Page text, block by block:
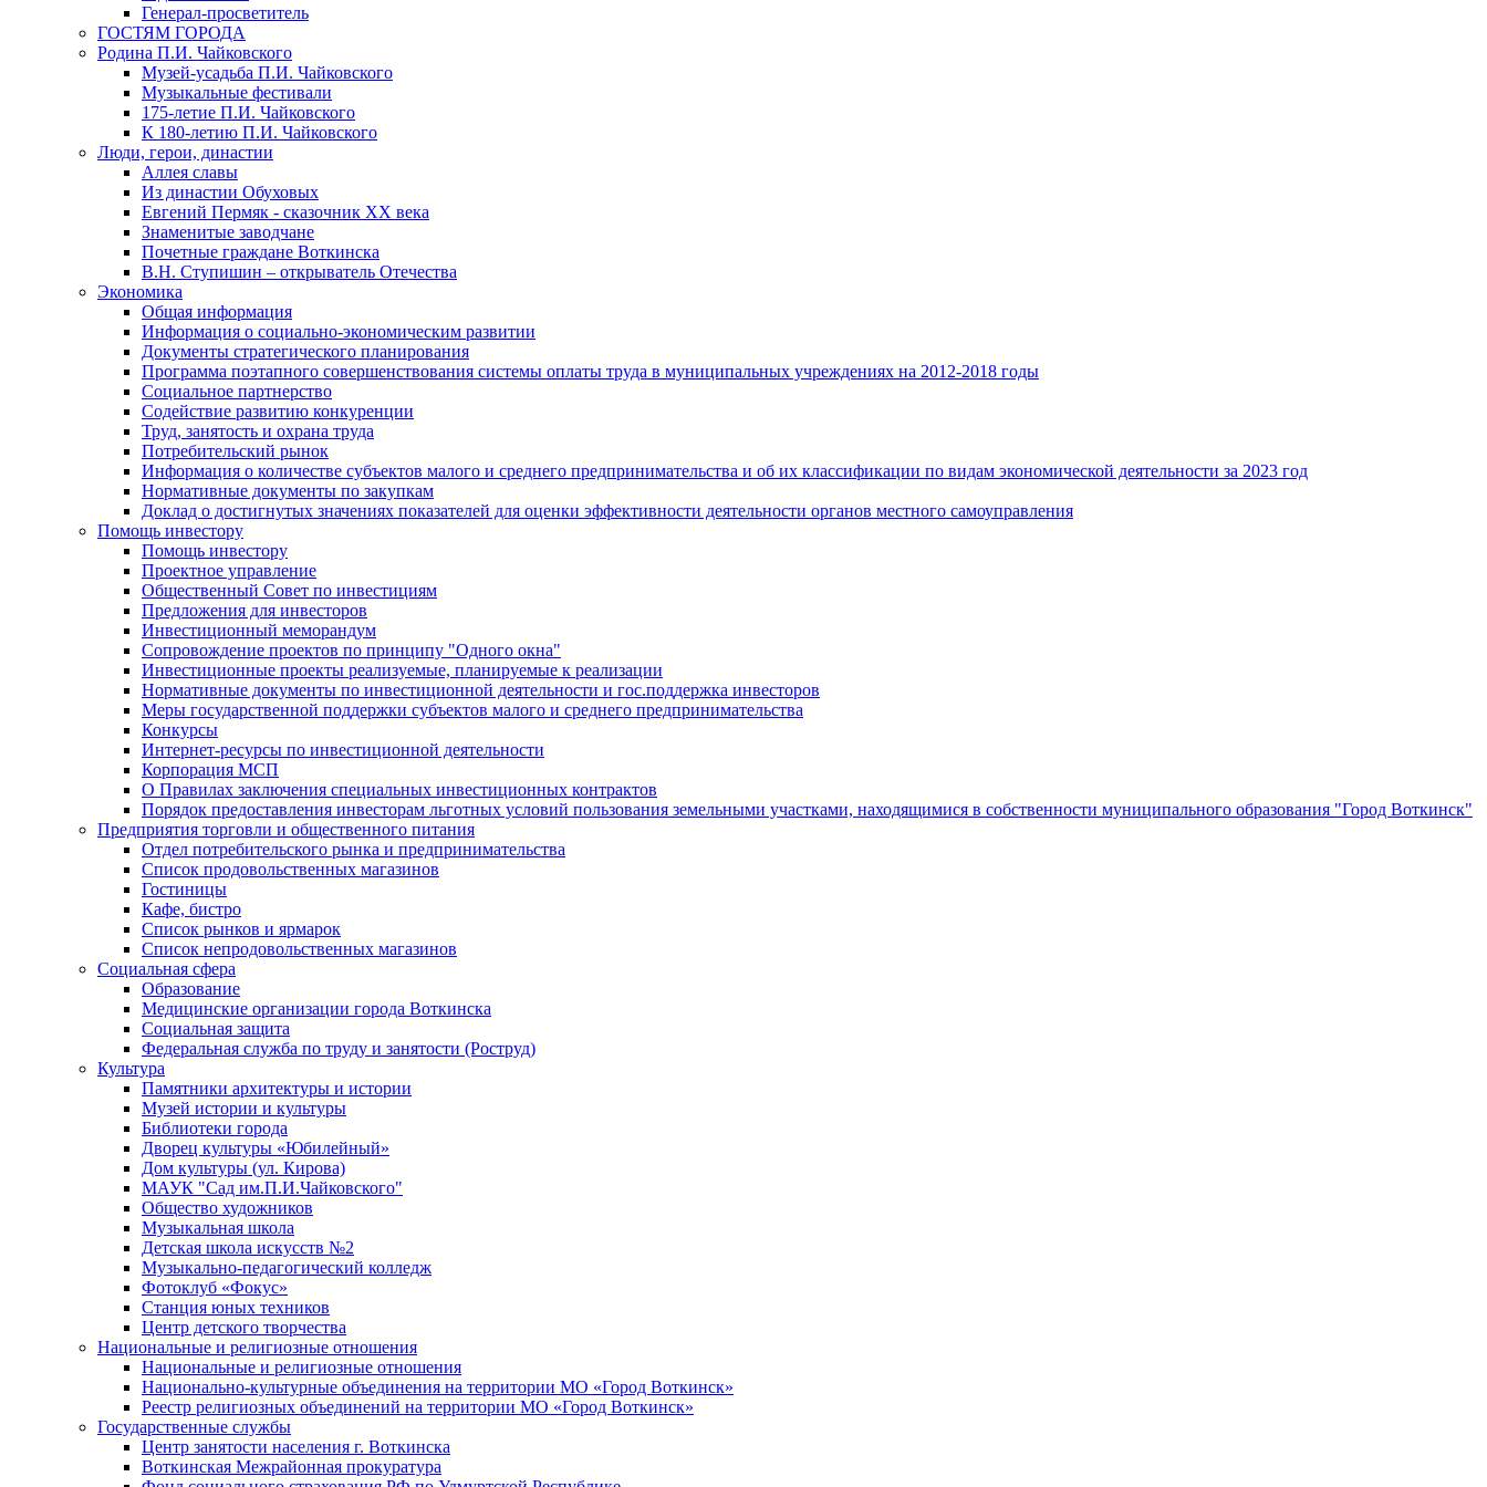
Генерал-просветитель
ГОСТЯМ ГОРОДА
Родина П.И. Чайковского
Музей-усадьба П.И. Чайковского
Музыкальные фестивали
175-летие П.И. Чайковского
К 180-летию П.И. Чайковского
Люди, герои, династии
Аллея славы
Из династии Обуховых
Евгений Пермяк - сказочник XX века
Знаменитые заводчане
Почетные граждане Воткинска
В.Н. Ступишин – открыватель Отечества
Экономика
Общая информация
Информация о социально-экономическим развитии
Документы стратегического планирования
Программа поэтапного совершенствования системы оплаты труда в муниципальных учреждениях на 2012-2018 годы
Социальное партнерство
Содействие развитию конкуренции
Труд, занятость и охрана труда
Потребительский рынок
Информация о количестве субъектов малого и среднего предпринимательства и об их классификации по видам экономической деятельности за 2023 год
Нормативные документы по закупкам
Доклад о достигнутых значениях показателей для оценки эффективности деятельности органов местного самоуправления
Помощь инвестору
Помощь инвестору
Проектное управление
Общественный Совет по инвестициям
Предложения для инвесторов
Инвестиционный меморандум
Сопровождение проектов по принципу "Oдного окна"
Инвестиционные проекты реализуемые, планируемые к реализации
Нормативные документы по инвестиционной деятельности и гос.поддержка инвесторов
Меры государственной поддержки субъектов малого и среднего предпринимательства
Конкурсы
Интернет-ресурсы по инвестиционной деятельности
Корпорация МСП
О Правилах заключения специальных инвестиционных контрактов
Порядок предоставления инвесторам льготных условий пользования земельными участками, находящимися в собственности муниципального образования "Город Воткинск"
Предприятия торговли и общественного питания
Отдел потребительского рынка и предпринимательства
Список продовольственных магазинов
Гостиницы
Кафе, бистро
Cписок рынков и ярмарок
Список непродовольственных магазинов
Социальная сфера
Образование
Медицинские организации города Воткинска
Социальная защита
Федеральная служба по труду и занятости (Роструд)
Культура
Памятники архитектуры и истории
Музей истории и культуры
Библиотеки города
Дворец культуры «Юбилейный»
Дом культуры (ул. Кирова)
МАУК "Сад им.П.И.Чайковского"
Общество художников
Музыкальная школа
Детская школа искусств №2
Музыкально-педагогический колледж
Фотоклуб «Фокус»
Станция юных техников
Центр детского творчества
Национальные и религиозные отношения
Национальные и религиозные отношения
Национально-культурные объединения на территории МО «Город Воткинск»
Реестр религиозных объединений на территории МО «Город Воткинск»
Государственные службы
Центр занятости населения г. Воткинска
Воткинская Межрайонная прокуратура